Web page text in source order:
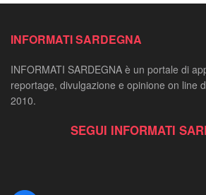
INFORMATI SARDEGNA
INFORMATI SARDEGNA è un portale di
reportage, divulgazione e opinione on line
2010.
SEGUI INFORMATI